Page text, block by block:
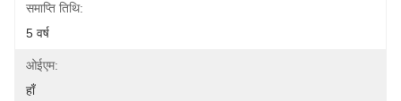
समाप्ति तिथि:
5 वर्ष
ओईएम:
हाँ